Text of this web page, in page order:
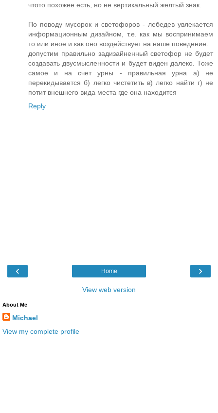
чтото похожее есть, но не вертикальный желтый знак.
По поводу мусорок и светофоров - лебедев увлекается
информационным дизайном, т.е. как мы воспринимаем
то или иное и как оно воздействует на наше поведение.
допустим правильно задизайненный светофор не будет
создавать двусмысленности и будет виден далеко. Тоже
самое и на счет урны - правильная урна а) не
перекидывается б) легко чистетить в) легко найти г) не
потит внешнего вида места где она находится
Reply
‹ ›
Home
View web version
About Me
Michael
View my complete profile